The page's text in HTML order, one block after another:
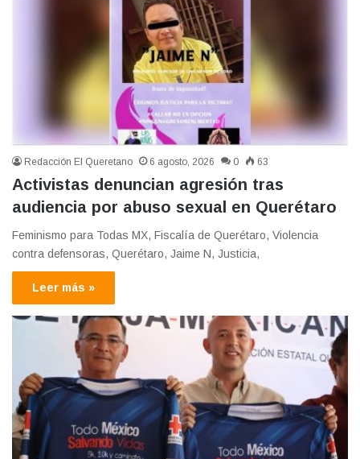
Redacción El Queretano 6 agosto, 2026 0 63
Activistas denuncian agresión tras
audiencia por abuso sexual en Querétaro
Feminismo para Todas MX, Fiscalía de Querétaro, Violencia
contra defensoras, Querétaro, Jaime N, Justicia,
Leer más »